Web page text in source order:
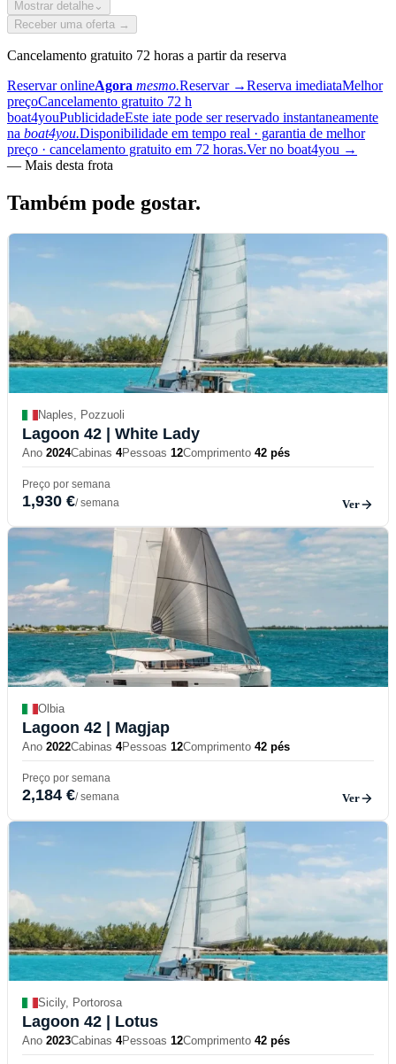
Mostrar detalhe ⌄
Receber uma oferta →
Cancelamento gratuito 72 horas a partir da reserva
Reservar onlineAgora mesmo.Reservar →Reserva imediataMelhor
preçoCancelamento gratuito 72 h
boat4youPublicidadeEste iate pode ser reservado instantaneamente
na boat4you.Disponibilidade em tempo real · garantia de melhor
preço · cancelamento gratuito em 72 horas.Ver no boat4you →
— Mais desta frota
Também pode gostar.
Naples, Pozzuoli
Lagoon 42 | White Lady
Ano 2024Cabinas 4Pessoas 12Comprimento 42 pés
Preço por semana
1,930 €/ semana Ver
Olbia
Lagoon 42 | Magjap
Ano 2022Cabinas 4Pessoas 12Comprimento 42 pés
Preço por semana
2,184 €/ semana Ver
Sicily, Portorosa
Lagoon 42 | Lotus
Ano 2023Cabinas 4Pessoas 12Comprimento 42 pés